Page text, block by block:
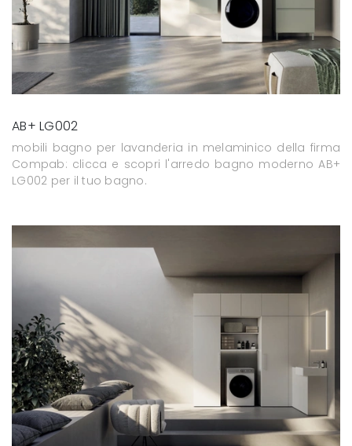
AB+ LG002
mobili bagno per lavanderia in melaminico della firma
Compab: clicca e scopri l'arredo bagno moderno AB+
LG002 per il tuo bagno.